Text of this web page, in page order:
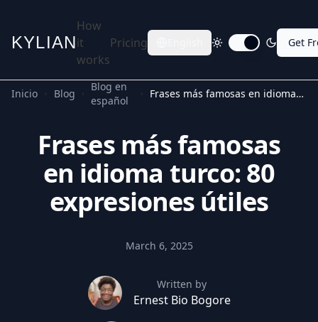
KYLIAN
How
it
works
Pricing Toggle dark mode
Get
Inicio Blog
Blog en
español
Frases más famosas en idioma turco: 80 expresiones útiles
Frases más famosas
en idioma turco: 80
expresiones útiles
March 6, 2025
Written by
Ernest Bio Bogore